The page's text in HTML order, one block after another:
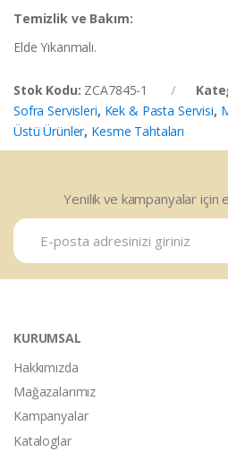
Temizlik ve Bakım:
Elde Yıkanmalı.
Stok Kodu: ZCA7845-1
Sofra Servisleri, Kek & Pasta Servisi,
Üstü Ürünler, Kesme Tahtaları
Yenilik ve kampanyalar için
KURUMSAL
Hakkımızda
Mağazalarımız
Kampanyalar
Kataloglar